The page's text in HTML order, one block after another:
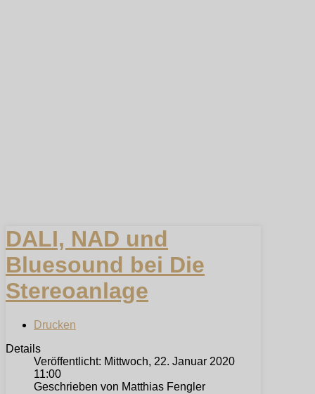
DALI, NAD und
Bluesound bei Die
Stereoanlage
Drucken
Details
Veröffentlicht: Mittwoch, 22. Januar 2020
11:00
Geschrieben von Matthias Fengler